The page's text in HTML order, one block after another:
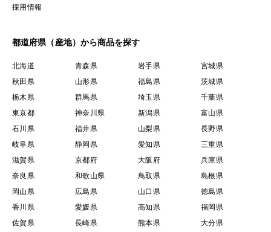
採用情報
都道府県（産地）から商品を探す
北海道 青森県 岩手県
宮城県
秋田県
山形県 福島県
茨城県
栃木県
群馬県 埼玉県
千葉県
東京都
神奈川県 新潟県
富山県
石川県
福井県 山梨県
長野県
岐阜県
静岡県 愛知県
三重県
滋賀県
京都府 大阪府
兵庫県
奈良県
和歌山県 鳥取県
島根県
岡山県
広島県 山口県
徳島県
香川県
愛媛県 高知県
福岡県
佐賀県
長崎県 熊本県
大分県